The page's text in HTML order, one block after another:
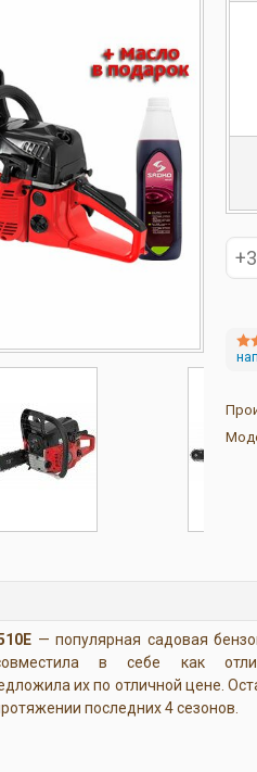
— популярная садовая
в себе как
их по отличной цене.
последних 4 сезонов.